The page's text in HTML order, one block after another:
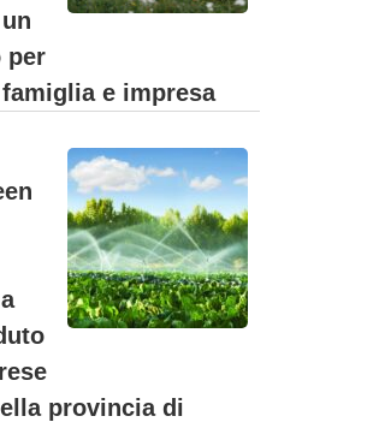
per
e impresa
provincia di